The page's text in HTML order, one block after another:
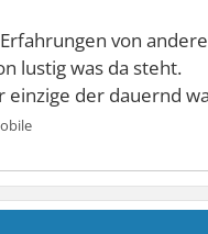
von
lustig was da steht.
einzige der dauernd